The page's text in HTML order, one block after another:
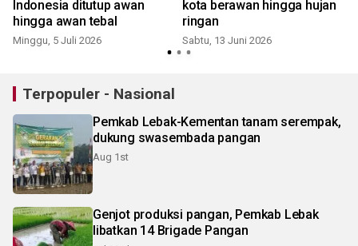
Indonesia ditutup awan
hingga awan tebal
Minggu, 5 Juli 2026
kota berawan hingga hujan
ringan
Sabtu, 13 Juni 2026
Terpopuler - Nasional
Pemkab Lebak-Kementan tanam serempak,
dukung swasembada pangan
Aug 1st
Genjot produksi pangan, Pemkab Lebak
libatkan 14 Brigade Pangan